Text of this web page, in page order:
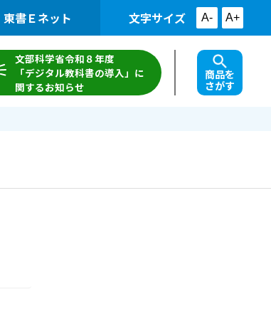
東書Ｅネット 文字サイズ A- A+
文部科学省令和８年度
「デジタル教科書の導入」に
関するお知らせ
商品を
さがす